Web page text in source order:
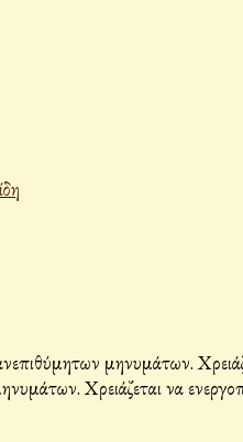
μηνυμάτων.
Χρειάζεται να